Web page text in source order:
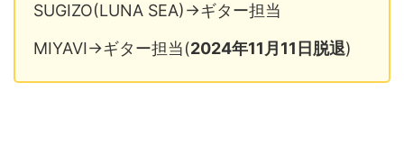
SUGIZO(LUNA SEA)→ギター担当
MIYAVI→ギター担当(2024年11月11日脱退)